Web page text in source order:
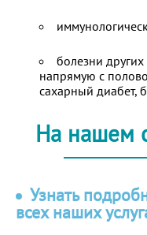
болезни
напрямую с
сахарный диабет,
На нашем
Узнать
всех наших